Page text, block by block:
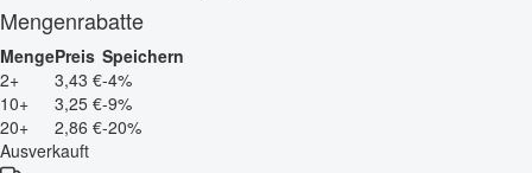
Mengenrabatte
MengePreis Speichern
2+
3,43 €-4%
10+
3,25 €-9%
20+
2,86 €-20%
Ausverkauft